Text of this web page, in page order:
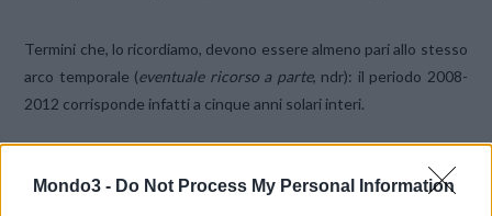
Mondo3 - Do Not Process My Personal Information
Termini che, lo ricordiamo, devono essere almeno pari allo stesso
arco temporale (eventuale ricorso a parte, ndr): il periodo 2008-
2012 corrisponde infatti a cinque anni solari interi.
Altrettanto dovranno essere come minimo gli anni a disposizione
per consumare il credito per non andare contro alladiffida